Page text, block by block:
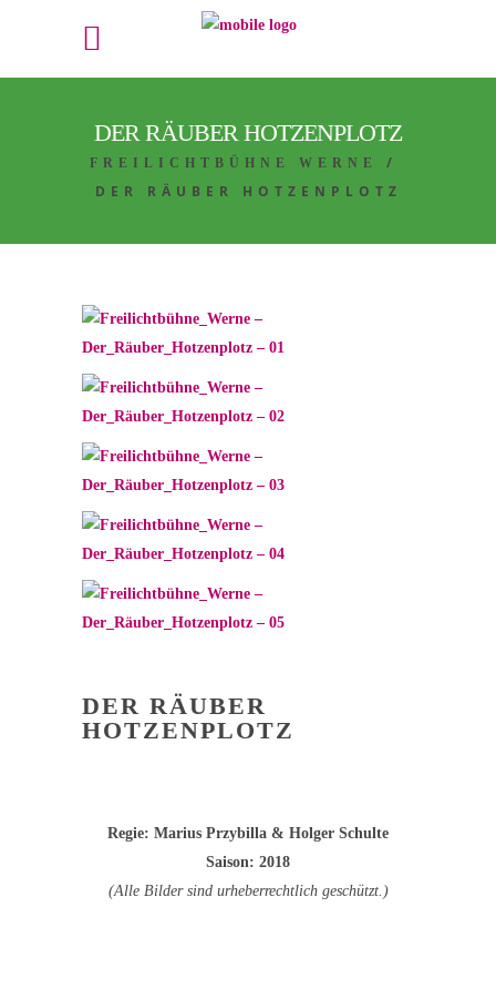
DER RÄUBER HOTZENPLOTZ
FREILICHTBÜHNE WERNE
/
DER RÄUBER HOTZENPLOTZ
DER RÄUBER
HOTZENPLOTZ
Regie: Marius Przybilla & Holger Schulte
Saison: 2018
(Alle Bilder sind urheberrechtlich geschützt.)